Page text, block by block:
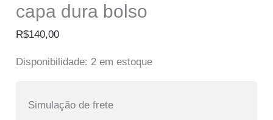
capa dura bolso
R$140,00
Disponibilidade: 2 em estoque
Simulação de frete